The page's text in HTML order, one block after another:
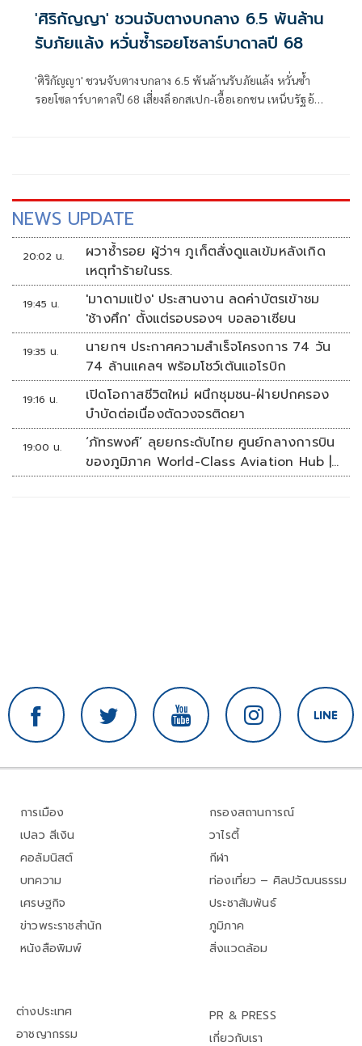
'ศิริกัญญา' ชวนจับตางบกลาง 6.5 พันล้าน
รับภัยแล้ง หวั่นซ้ำรอยโซลาร์บาดาลปี 68
'ศิริกัญญา' ชวนจับตางบกลาง 6.5 พันล้านรับภัยแล้ง หวั่นซ้ำ
รอยโซลาร์บาดาลปี 68 เสี่ยงล็อกสเปก-เอื้อเอกชน เหน็บรัฐอ้าง
NEWS UPDATE
20:02 น.
ผวาซ้ำรอย ผู้ว่าฯ ภูเก็ตสั่งดูแลเข้มหลังเกิด
เหตุทำร้ายในรร.
19:45 น.
'มาดามแป้ง' ประสานงาน ลดค่าบัตรเข้าชม
'ช้างศึก' ตั้งแต่รอบรองฯ บอลอาเซียน
19:35 น.
นายกฯ ประกาศความสำเร็จโครงการ 74 วัน
74 ล้านแคลฯ พร้อมโชว์เต้นแอโรบิก
19:16 น.
เปิดโอกาสชีวิตใหม่ ผนึกชุมชน-ฝ่ายปกครอง
บำบัดต่อเนื่องตัดวงจรติดยา
19:00 น.
‘ภัทรพงศ์’ ลุยยกระดับไทย ศูนย์กลางการบิน
ของภูมิภาค World-Class Aviation Hub |
ห้องข่าวไทยโพสต์สุดสัปดาห์
การเมือง
เปลว สีเงิน
คอลัมนิสต์
บทความ
เศรษฐกิจ
ข่าวพระราชสำนัก
หนังสือพิมพ์
กรองสถานการณ์
วาไรตี้
กีฬา
ท่องเที่ยว – ศิลปวัฒนธรรม
ประชาสัมพันธ์
ภูมิภาค
สิ่งแวดล้อม
ต่างประเทศ
อาชญากรรม
PR & PRESS
เกี่ยวกับเรา